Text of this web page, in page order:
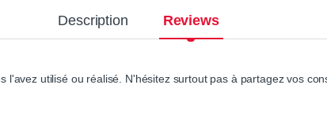
Description Reviews
l'avez utilisé ou réalisé. N'hésitez surtout pas à partagez vos